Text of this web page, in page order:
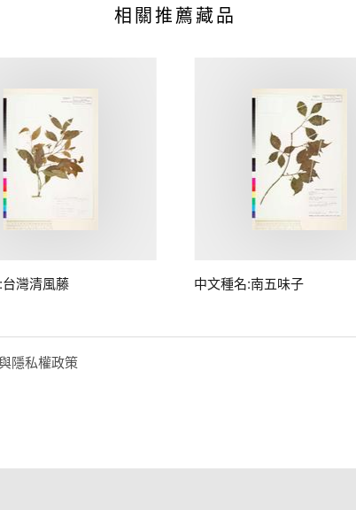
相關推薦藏品
灣清風藤 中文種名:南五味子
隱私權政策